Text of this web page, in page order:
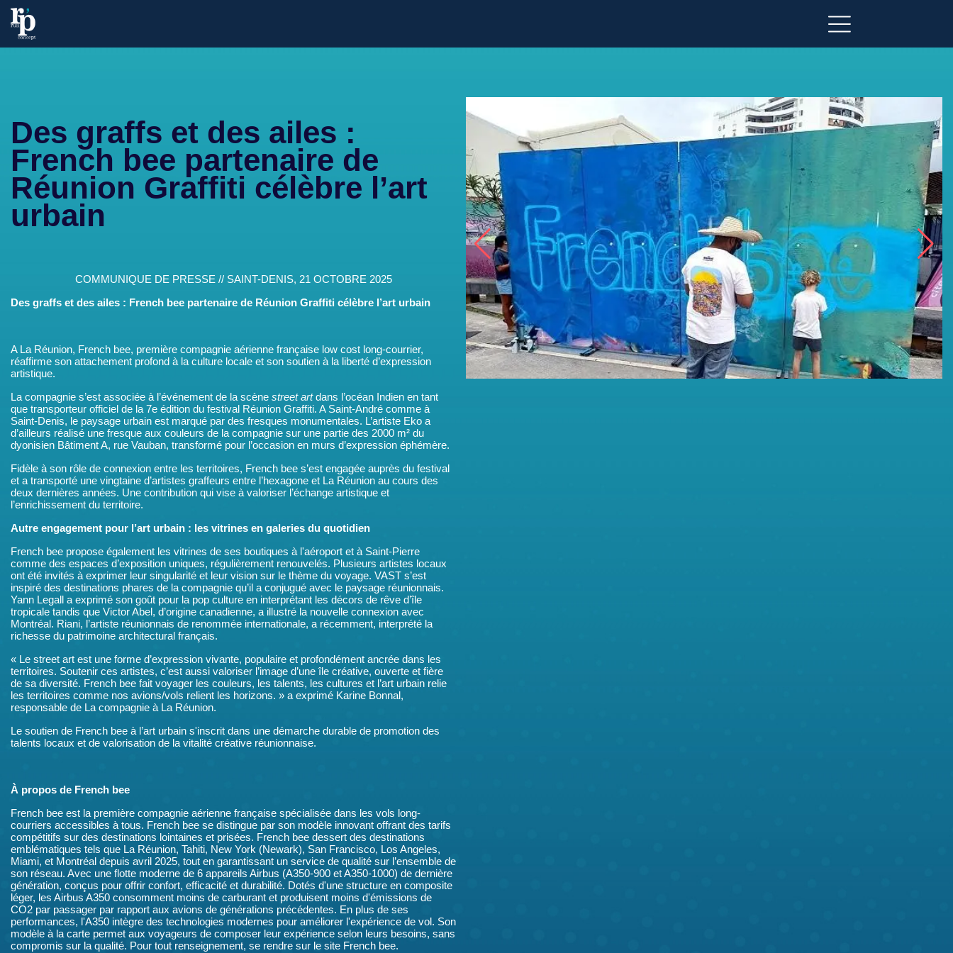
Des graffs et des ailes :
French bee partenaire de
Réunion Graffiti célèbre l’art
urbain
COMMUNIQUE DE PRESSE // SAINT-DENIS, 21 OCTOBRE 2025
Des graffs et des ailes : French bee partenaire de Réunion Graffiti célèbre l’art urbain
A La Réunion, French bee, première compagnie aérienne française low cost long-courrier,
réaffirme son attachement profond à la culture locale et son soutien à la liberté d’expression
artistique.
La compagnie s’est associée à l’événement de la scène street artdans l’océan Indien en tant
que transporteur officiel de la 7e édition du festival Réunion Graffiti. A Saint-André comme à
Saint-Denis, le paysage urbain est marqué par des fresques monumentales. L’artiste Eko a
d’ailleurs réalisé une fresque aux couleurs de la compagnie sur une partie des 2000 m² du
dyonisien Bâtiment A, rue Vauban, transformé pour l’occasion en murs d’expression éphémère.
Fidèle à son rôle de connexion entre les territoires, French bee s’est engagée auprès du festival
et a transporté une vingtaine d’artistes graffeurs entre l’hexagone et La Réunion au cours des
deux dernières années. Une contribution qui vise à valoriser l’échange artistique et
l’enrichissement du territoire.
Autre engagement pour l’art urbain : les vitrines en galeries du quotidien
French bee propose également les vitrines de ses boutiques à l'aéroport et à Saint-Pierre
comme des espaces d’exposition uniques, régulièrement renouvelés. Plusieurs artistes locaux
ont été invités à exprimer leur singularité et leur vision sur le thème du voyage. VAST s’est
inspiré des destinations phares de la compagnie qu’il a conjugué avec le paysage réunionnais.
Yann Legall a exprimé son goût pour la pop culture en interprétant les décors de rêve d’île
tropicale tandis que Victor Abel, d’origine canadienne, a illustré la nouvelle connexion avec
Montréal. Riani, l’artiste réunionnais de renommée internationale, a récemment, interprété la
richesse du patrimoine architectural français.
« Le street art est une forme d’expression vivante, populaire et profondément ancrée dans les
territoires. Soutenir ces artistes, c’est aussi valoriser l’image d’une île créative, ouverte et fière
de sa diversité. French bee fait voyager les couleurs, les talents, les cultures et l’art urbain relie
les territoires comme nos avions/vols relient les horizons. » a exprimé Karine Bonnal,
responsable de La compagnie à La Réunion.
Le soutien de French bee à l’art urbain s'inscrit dans une démarche durable de promotion des
talents locaux et de valorisation de la vitalité créative réunionnaise.
À propos de French bee
French bee est la première compagnie aérienne française spécialisée dans les vols long-
courriers accessibles à tous. French bee se distingue par son modèle innovant offrant des tarifs
compétitifs sur des destinations lointaines et prisées. French bee dessert des destinations
emblématiques tels que La Réunion, Tahiti, New York (Newark), San Francisco, Los Angeles,
Miami, et Montréal depuis avril 2025, tout en garantissant un service de qualité sur l’ensemble de
son réseau. Avec une flotte moderne de 6 appareils Airbus (A350-900 et A350-1000) de dernière
génération, conçus pour offrir confort, efficacité et durabilité. Dotés d'une structure en composite
léger, les Airbus A350 consomment moins de carburant et produisent moins d'émissions de
CO2 par passager par rapport aux avions de générations précédentes. En plus de ses
performances, l'A350 intègre des technologies modernes pour améliorer l'expérience de vol. Son
modèle à la carte permet aux voyageurs de composer leur expérience selon leurs besoins, sans
compromis sur la qualité. Pour tout renseignement, se rendre sur le site French bee.